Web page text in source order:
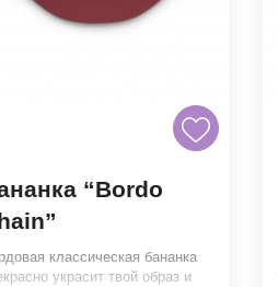
“Bordo
классическая бананка
украсит твой образ и